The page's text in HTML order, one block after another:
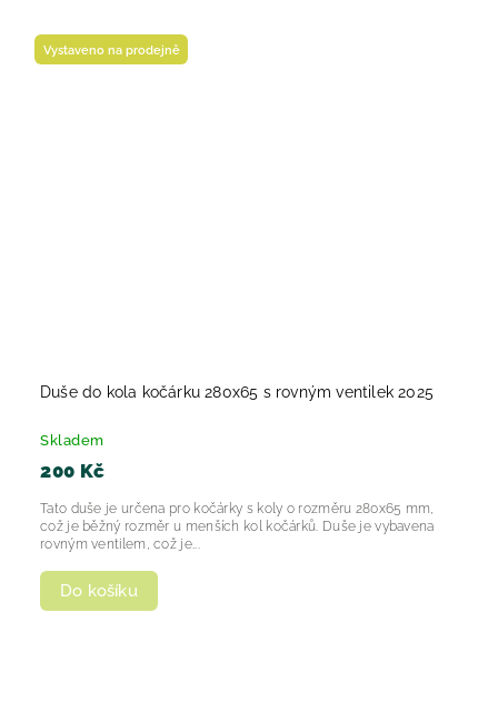
Vystaveno na prodejně
Duše do kola kočárku 280x65 s rovným ventilek 2025
Skladem
200 Kč
Do košíku
Tato duše je určena pro kočárky s koly o rozměru 280x65 mm,
což je běžný rozměr u menších kol kočárků. Duše je vybavena
rovným ventilem, což je...